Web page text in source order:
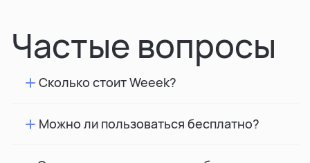
Частые вопросы
Сколько стоит Weeek?
Можно ли пользоваться бесплатно?